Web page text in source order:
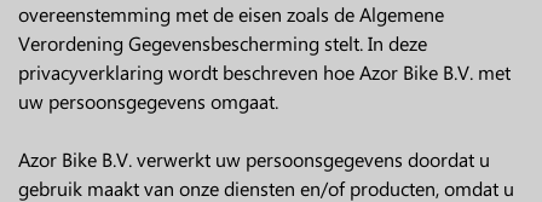
overeenstemming met de eisen zoals de Algemene
Verordening Gegevensbescherming stelt. In deze
privacyverklaring wordt beschreven hoe Azor Bike B.V. met
uw persoonsgegevens omgaat.
Azor Bike B.V. verwerkt uw persoonsgegevens doordat u
gebruik maakt van onze diensten en/of producten, omdat u